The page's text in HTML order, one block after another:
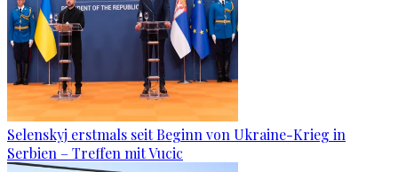
Selenskyj erstmals seit Beginn von Ukraine-Krieg in
Serbien – Treffen mit Vucic